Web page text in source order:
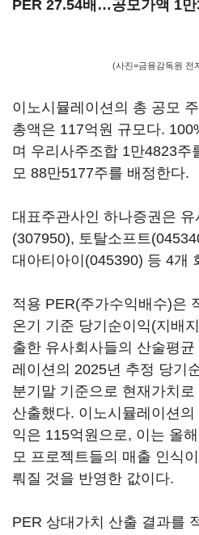
PER 27.54배…공모가액 1
(사진=금융감독원 전
이노시뮬레이션의 총 공모
총액은 117억원 규모다.
며 우리사주조합 1만4823주
모 88만5177주를 배정한다.
대표주관사인 하나증권은 유
(307950), 토탈소프트
대아티아이(045390) 등 4개
적용 PER(주가수익배수)은
온기 기준 당기순이익(지배
출한 유사회사들의 산술평
레이션의 2025년 추정 당기
분기말 기준으로 현재가치
산출했다. 이노시뮬레이션의
익은 115억원으로, 이는 올
모 프로젝트들의 매출 인식
뤄질 것을 반영한 값이다.
PER 상대가치 산출 결과를